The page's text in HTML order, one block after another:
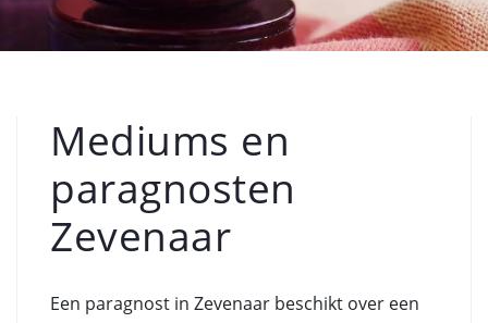
Mediums en
paragnosten
Zevenaar
Een paragnost in Zevenaar beschikt over een